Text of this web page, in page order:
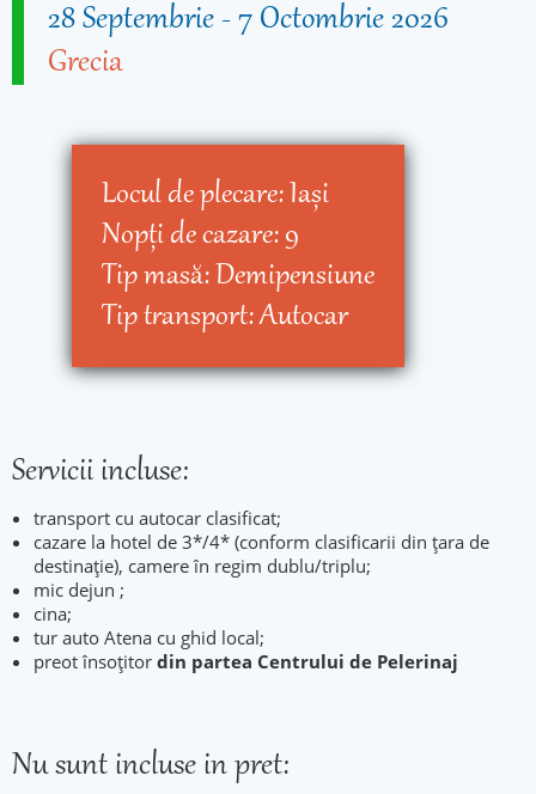
28 Septembrie-7 Octombrie 2026
Grecia
Locul de plecare:Iaşi
Nopţi de cazare: 9
Tip masă:Demipensiune
Tip transport:Autocar
Servicii incluse:
transport cu autocar clasificat;
cazare la hotel de 3*/4* (conform clasificarii din țara de
destinație), camere în regim dublu/triplu;
mic dejun ;
cina;
tur auto Atena cu ghid local;
preot însoțitor din partea Centrului de Pelerinaj
Nu sunt incluse in pret: